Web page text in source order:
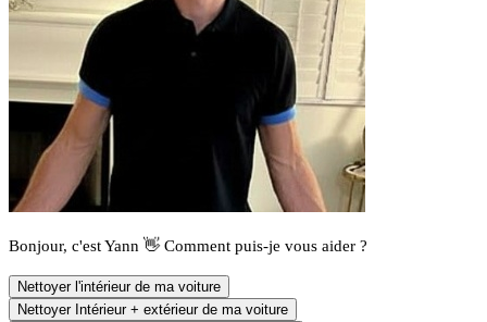
Bonjour, c'est Yann 👋 Comment puis-je vous aider ?
Nettoyer l'intérieur de ma voiture
Nettoyer Intérieur + extérieur de ma voiture